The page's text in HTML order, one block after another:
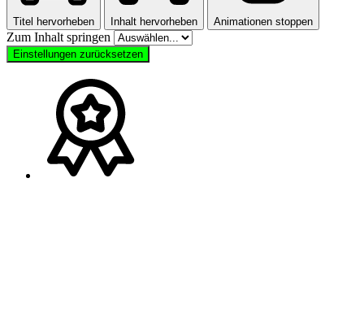
Titel hervorheben Inhalt hervorheben Animationen stoppen
Zum Inhalt springen
Einstellungen zurücksetzen